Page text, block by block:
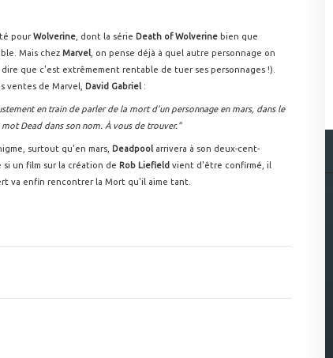
pourWolverine , dont la série Death of Wolverine bien que
Mais chez Marvel , on pense déjà à quel autre personnage on
que c'est extrêmement rentable de tuer ses personnages !).
ventes de Marvel, David Gabriel :
en train de parler de la mort d'un personnage en mars, dans le
Dead dans son nom. À vous de trouver."
surtout qu'en mars, Deadpool arrivera à son deux-cent-
si un film sur la création de Rob Liefield vient d'être confirmé, il
va enfin rencontrer la Mort qu'il aime tant.